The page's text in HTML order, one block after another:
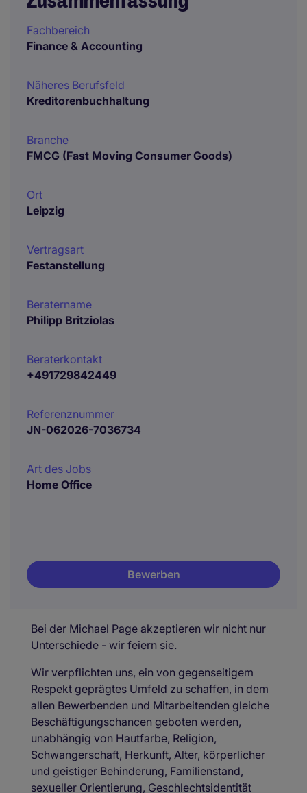
Fachbereich
Finance & Accounting
Näheres Berufsfeld
Kreditorenbuchhaltung
Branche
FMCG (Fast Moving Consumer Goods)
Ort
Leipzig
Vertragsart
Festanstellung
Beratername
Philipp Britziolas
Beraterkontakt
+491729842449
Referenznummer
JN-062026-7036734
Art des Jobs
Home Office
Bewerben
Bei der Michael Page akzeptieren wir nicht nur
Unterschiede - wir feiern sie.
Wir verpflichten uns, ein von gegenseitigem
Respekt geprägtes Umfeld zu schaffen, in dem
allen Bewerbenden und Mitarbeitenden gleiche
Beschäftigungschancen geboten werden,
unabhängig von Hautfarbe, Religion,
Schwangerschaft, Herkunft, Alter, körperlicher
und geistiger Behinderung, Familienstand,
sexueller Orientierung, Geschlechtsidentität